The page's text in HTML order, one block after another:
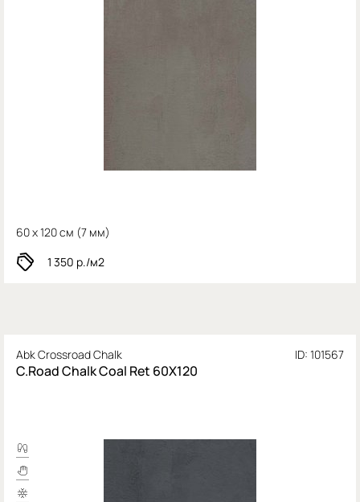
60 x 120 см (7 мм)
1 350 р./м2
Abk Crossroad Chalk ID: 101567
C.Road Chalk Coal Ret 60Х120